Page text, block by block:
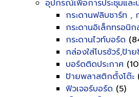
อุปกรณ์เพื่อการประชุมและ
กระดานฟลิบชาร์ท ,
กระดานอิเล็กทรอนิ
กระดานไวท์บอร์ด
กล่องใส่โบรชัวร์,ป้า
บอร์ดติดประกาศ
ป้ายพลาสติกตั้งโต๊ะ
ฟิวเจอร์บอร์ด (5)